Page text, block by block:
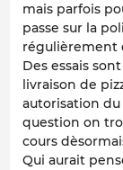
mais parfois
passe sur la
régulièrement
Des essais
livraison de
autorisation
question on
cours
Qui aurait